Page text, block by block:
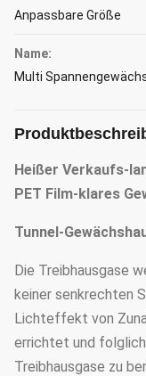
Anpassbare Größe
Name:
Multi
Heißer Verkaufs-
PET Film-klares
Tunnel-
Die Treibhausgase
keiner senkrechten
Lichteffekt von
errichtet und folglich
Treibhausgase zu